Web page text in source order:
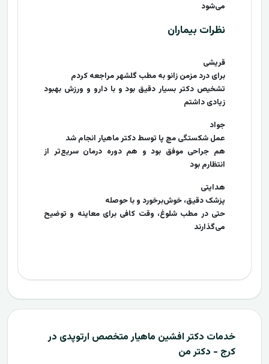
می‌شود
نظرات بیماران
قریشی
برای درد مزمن زانو به مطب گلشهر مراجعه کردم
تشخیص دکتر بسیار دقیق بود و با دارو و ورزش بهبود
زیادی داشتم
جواد
عمل شکستگی مچ پا توسط دکتر ماهیار انجام شد
هم جراحی موفق بود و هم دوره درمان سریع‌تر از
انتظارم بود
هدایتی
پزشک دقیق، خوش‌برخورد و با حوصله
حتی در مطب شلوغ، وقت کافی برای معاینه و توضیح
می‌گذارند
خدمات دکتر افشین ماهیار متخصص ارتوپدی در
کرج - دکتر من